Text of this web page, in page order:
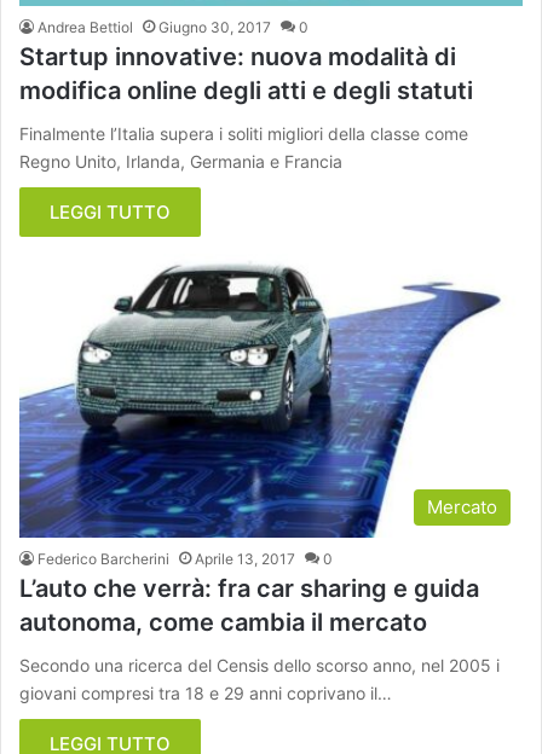
Andrea Bettiol Giugno 30, 2017 0
Startup innovative: nuova modalità di
modifica online degli atti e degli statuti
Finalmente l’Italia supera i soliti migliori della classe come
Regno Unito, Irlanda, Germania e Francia
LEGGI TUTTO
Mercato
Federico Barcherini Aprile 13, 2017 0
L’auto che verrà: fra car sharing e guida
autonoma, come cambia il mercato
Secondo una ricerca del Censis dello scorso anno, nel 2005 i
giovani compresi tra 18 e 29 anni coprivano il…
LEGGI TUTTO